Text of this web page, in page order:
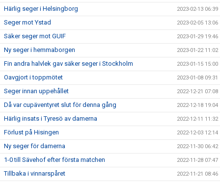
Härlig seger i Helsingborg 2023-02-13 06:39
Seger mot Ystad 2023-02-05 13:06
Säker seger mot GUIF 2023-01-29 19:46
Ny seger i hemmaborgen 2023-01-22 11:02
Fin andra halvlek gav säker seger i Stockholm 2023-01-15 15:00
Oavgjort i toppmötet 2023-01-08 09:31
Seger innan uppehållet 2022-12-21 07:08
Då var cupäventyret slut för denna gång 2022-12-18 19:04
Härlig insats i Tyresö av damerna 2022-12-11 11:32
Förlust på Hisingen 2022-12-03 12:14
Ny seger för damerna 2022-11-30 06:42
1-0 till Sävehof efter första matchen 2022-11-28 07:47
Tillbaka i vinnarspåret 2022-11-21 08:46